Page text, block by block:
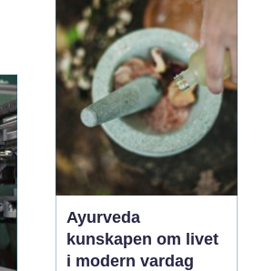
Tekniken används i dag
inom industri, bygg,
fastigheter, kulturarv och
infrastruktur för at...
Ayurveda
kunskapen om livet
i modern vardag